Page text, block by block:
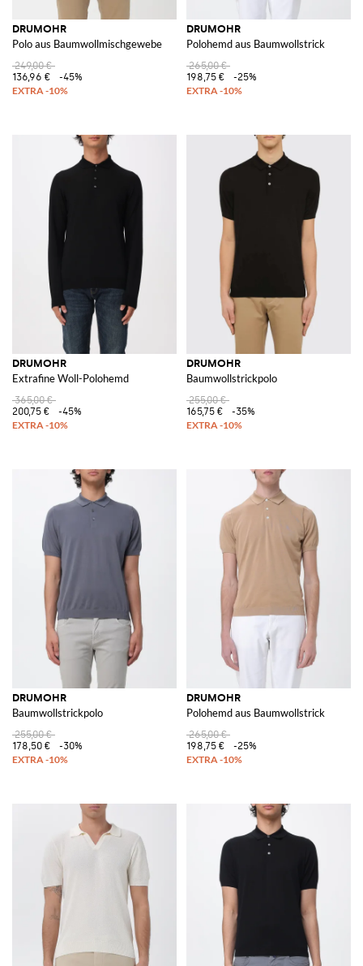
DRUMOHR
Polo aus Baumwollmischgewebe
249,00 €
136,96 €
-45%
DRUMOHR
Polohemd aus Baumwollstrick
265,00 €
198,75 €
-25%
DRUMOHR
Extrafine Woll-Polohemd
365,00 €
200,75 €
-45%
DRUMOHR
Baumwollstrickpolo
255,00 €
165,75 €
-35%
DRUMOHR
Baumwollstrickpolo
255,00 €
178,50 €
-30%
DRUMOHR
Polohemd aus Baumwollstrick
265,00 €
198,75 €
-25%